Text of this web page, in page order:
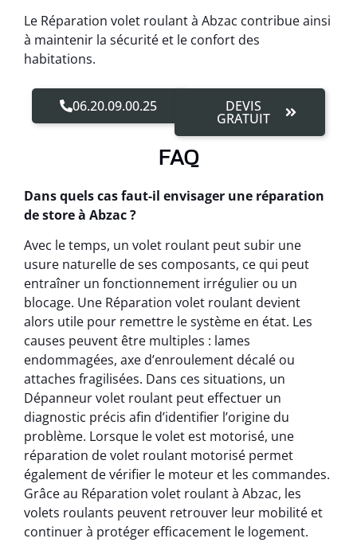
Le Réparation volet roulant à Abzac contribue ainsi
à maintenir la sécurité et le confort des
habitations.
06.20.09.00.25 DEVIS
GRATUIT
FAQ
Dans quels cas faut-il envisager une réparation
de store à Abzac ?
Avec le temps, un volet roulant peut subir une
usure naturelle de ses composants, ce qui peut
entraîner un fonctionnement irrégulier ou un
blocage. Une Réparation volet roulant devient
alors utile pour remettre le système en état. Les
causes peuvent être multiples : lames
endommagées, axe d’enroulement décalé ou
attaches fragilisées. Dans ces situations, un
Dépanneur volet roulant peut effectuer un
diagnostic précis afin d’identifier l’origine du
problème. Lorsque le volet est motorisé, une
réparation de volet roulant motorisé permet
également de vérifier le moteur et les commandes.
Grâce au Réparation volet roulant à Abzac, les
volets roulants peuvent retrouver leur mobilité et
continuer à protéger efficacement le logement.